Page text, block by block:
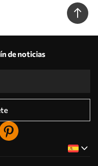
de noticias